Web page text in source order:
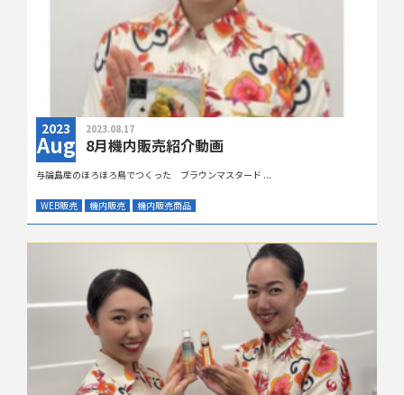
2023
Aug
2023.08.17
8月機内販売紹介動画
与論島産のほろほろ鳥でつくった ブラウンマスタード ...
WEB販売 機内販売 機内販売商品